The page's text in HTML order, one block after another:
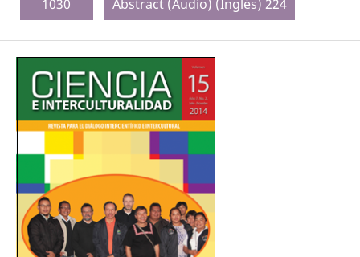
1030
Abstract (Audio) (Inglés) 224